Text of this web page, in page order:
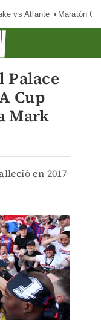
vs Atlante Maratón
Palace
Cup
Mark
en 2017